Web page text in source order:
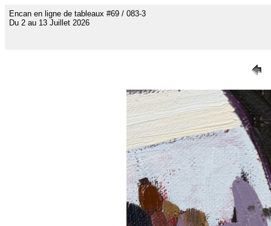
Encan en ligne de tableaux #69 / 083-3
Du 2 au 13 Juillet 2026